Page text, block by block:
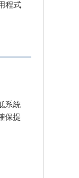
程式
系統
保提